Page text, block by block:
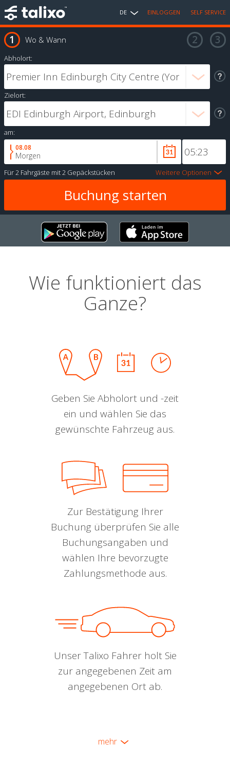
DE EINLOGGEN SELF SERVICE
Wo & Wann
Abholort:
Zielort:
am:
08.08
Morgen
Für2 Fahrgäste mit2 Gepäckstücken Weitere Optionen
Wie funktioniert das
Ganze?
Geben Sie Abholort und -zeit
ein und wählen Sie das
gewünschte Fahrzeug aus.
Zur Bestätigung Ihrer
Buchung überprüfen Sie alle
Buchungsangaben und
wählen Ihre bevorzugte
Zahlungsmethode aus.
Unser Talixo Fahrer holt Sie
zur angegebenen Zeit am
angegebenen Ort ab.
mehr